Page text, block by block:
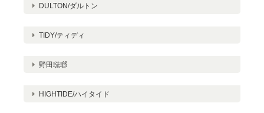
DULTON/ダルトン
TIDY/ティディ
野田琺瑯
HIGHTIDE/ハイタイド